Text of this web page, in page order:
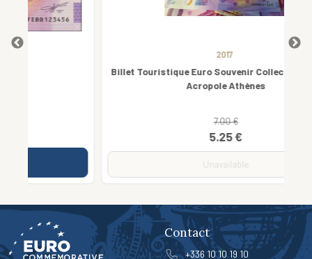
Billet Touristique Euro Souvenir Collector Polymère
Acropole Athènes
Contact
+336 10 10 19 10